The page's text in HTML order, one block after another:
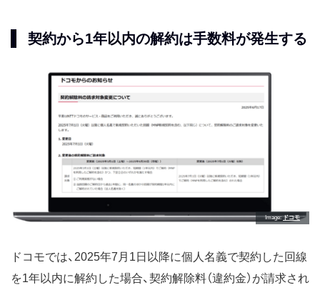
契約から1年以内の解約は手数料が発生する
Image ドコモ
ドコモでは、2025年7月1日以降に個人名義で契約した回線
を1年以内に解約した場合、契約解除料（違約金）が請求され